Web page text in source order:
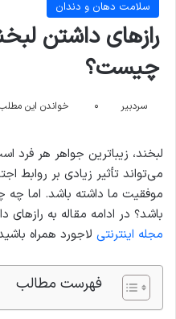
سلامت دهان و دندان
رازهای داشتن
چیست؟
سردبیر ۰ خواندن این مطلب ۵ دقیقه زمان
لبخند، زیباترین جواهر هر فرد
می‌تواند تأثیر زیادی بر روابط
موفقیت ما داشته باشد. اما
باشد؟ در ادامه مقاله به رازهای
مجله اینترنتی لاجورد همراه
فهرست مطالب